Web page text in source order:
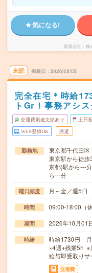
気になる!
派遣会社 株
未読 掲載日 2026/08/08
完全在宅＊時給
トGr！事務アシス
交通費別途支給あり 土日
WEB登録OK 派遣
勤務地
東京都千代田区
東京駅から徒
京都)駅から---
ら---分
曜日頻度 月～金／週5
時間 09:00-18:00（
期間 2026年10月01
時給
時給1730円 月
×4週+残業5h ※
給与即受取りサ
交通費